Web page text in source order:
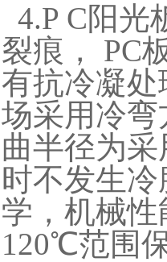
4.P C阳光
裂痕， PC
有抗冷凝处
场采用冷
曲半径为
时不发生
学，机械
120℃范围